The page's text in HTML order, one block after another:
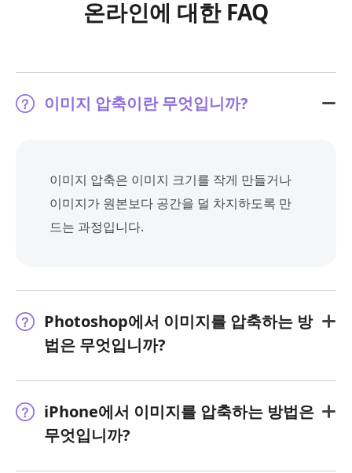
온라인에 대한 FAQ
이미지 압축이란 무엇입니까?
이미지 압축은 이미지 크기를 작게 만들거나
이미지가 원본보다 공간을 덜 차지하도록 만
드는 과정입니다.
Photoshop에서 이미지를 압축하는 방
법은 무엇입니까?
iPhone에서 이미지를 압축하는 방법은
무엇입니까?